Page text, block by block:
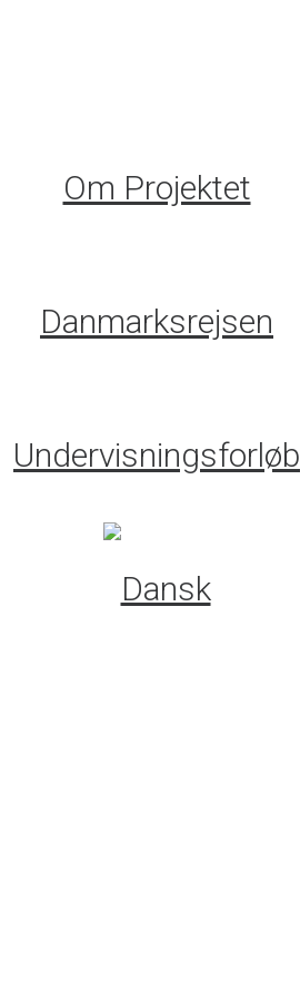
Om Projektet
Danmarksrejsen
Undervisningsforløb